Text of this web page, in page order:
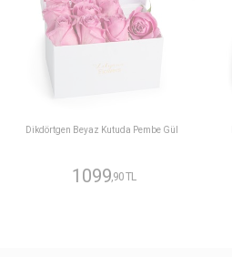
Dikdörtgen Beyaz Kutuda Pembe Gül
1099,90 TL